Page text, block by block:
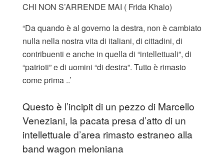
CHI NON S’ARRENDE MAI ( Frida Khalo)
“Da quando è al governo la destra, non è cambiato
nulla nella nostra vita di italiani, di cittadini, di
contribuenti e anche in quella di “intellettuali”, di
“patrioti” e di uomini “di destra”. Tutto è rimasto
come prima ..’
Questo è l’incipit di un pezzo di Marcello
Veneziani, la pacata presa d’atto di un
intellettuale d’area rimasto estraneo alla
band wagon meloniana